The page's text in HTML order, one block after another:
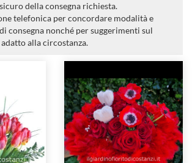
della consegna richiesta.
telefonica per concordare modalità e
consegna nonché per suggerimenti sul
alla circostanza.